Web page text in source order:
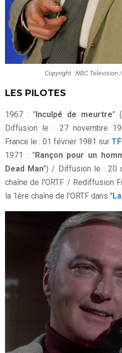
Copyright : NBC Television
LES PILOTES
1967 : " Inculpé de meurtre"
Diffusion le : 27 novembre
France le : 01 février 1981 sur
1971 : " Rançon pour un
Dead Man") / Diffusion le : 20
chaîne de l'ORTF / Rediffusion
la 1ère chaîne de l'ORTF dans "